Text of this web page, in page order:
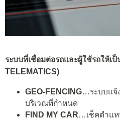
ระบบที่เชื่อมต่อรถและผู้ใช้รถให้เ
TELEMATICS)
GEO-FENCING…ระบบแจ้
บริเวณที่กำหนด
FIND MY CAR…เช็คตำแห